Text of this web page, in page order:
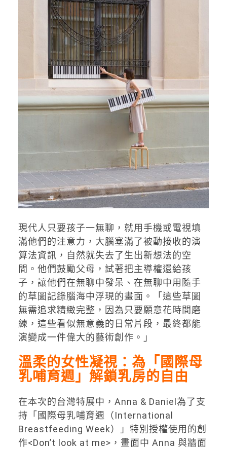
現代人只要孩子一無聊，就用手機或電視填
滿他們的注意力，大腦塞滿了被動接收的演
算法資訊，自然就失去了生出新想法的空
間。他們鼓勵父母，試著把主導權還給孩
子，讓他們在無聊中發呆、在無聊中用隨手
的草圖記錄腦海中浮現的畫面。「這些草圖
無需追求精緻完整，因為只要願意花時間磨
練，這些看似無意義的日常片段，最終都能
演變成一件偉大的藝術創作。」
溫柔的女性凝視：為「國際母
乳哺育週」解鎖乳房的自由
在本次的台灣特展中，Anna & Daniel為了支
持「國際母乳哺育週（International
Breastfeeding Week）」特別授權使用的創
作<Don’t look at me>， 畫面中 Anna 與牆面